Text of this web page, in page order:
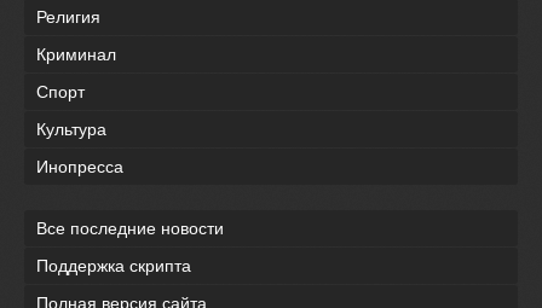
Религия
Криминал
Спорт
Культура
Инопресса
Все последние новости
Поддержка скрипта
Полная версия сайта